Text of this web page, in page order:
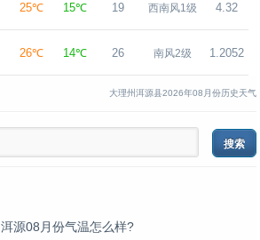
25℃ 15℃ 19 西南风1级 4.32
26℃ 14℃ 26 南风2级 1.2052
大理州洱源县2026年08月份历史天气
洱源08月份气温怎么样?